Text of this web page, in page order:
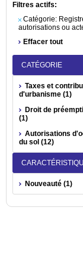
Filtres actifs:
Catégorie:
autorisations ou
Effacer tout
CATÉGORIE
Taxes et
d'urbanisme (1)
Droit de
(1)
Autorisations
du sol (12)
Nouveauté (1)